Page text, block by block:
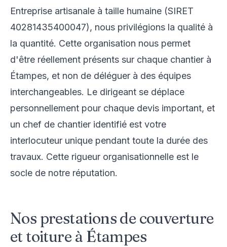
Entreprise artisanale à taille humaine (SIRET
40281435400047), nous privilégions la qualité à
la quantité. Cette organisation nous permet
d'être réellement présents sur chaque chantier à
Étampes, et non de déléguer à des équipes
interchangeables. Le dirigeant se déplace
personnellement pour chaque devis important, et
un chef de chantier identifié est votre
interlocuteur unique pendant toute la durée des
travaux. Cette rigueur organisationnelle est le
socle de notre réputation.
Nos prestations de couverture
et toiture à Étampes